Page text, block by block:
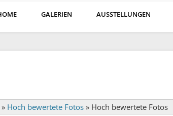
GALERIEN AUSSTELLUNGEN
» Hoch bewertete Fotos» Hoch bewertete Fotos